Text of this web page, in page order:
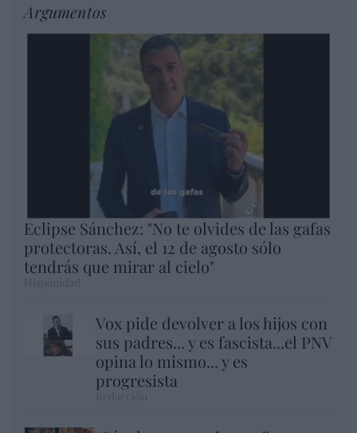
Argumentos
Eclipse Sánchez: "No te olvides de las gafas
protectoras. Así, el 12 de agosto sólo
tendrás que mirar al cielo"
Vox pide devolver a los hijos con
sus padres... y es fascista...el PNV
opina lo mismo... y es
progresista